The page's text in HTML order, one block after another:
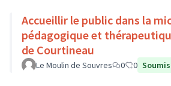
Accueillir le public dans la
pédagogique et
de Courtineau
Le Moulin de Souvres 0 0